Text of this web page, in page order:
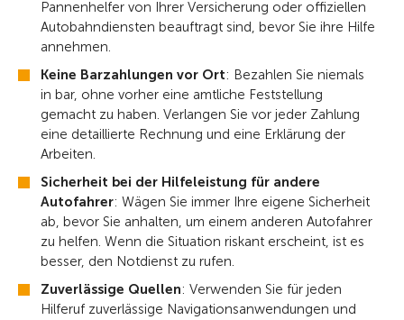
Pannenhelfer von Ihrer Versicherung oder offiziellen
Autobahndiensten beauftragt sind, bevor Sie ihre Hilfe
annehmen.
Keine Barzahlungen vor Ort: Bezahlen Sie niemals
in bar, ohne vorher eine amtliche Feststellung
gemacht zu haben. Verlangen Sie vor jeder Zahlung
eine detaillierte Rechnung und eine Erklärung der
Arbeiten.
Sicherheit bei der Hilfeleistung für andere
Autofahrer: Wägen Sie immer Ihre eigene Sicherheit
ab, bevor Sie anhalten, um einem anderen Autofahrer
zu helfen. Wenn die Situation riskant erscheint, ist es
besser, den Notdienst zu rufen.
Zuverlässige Quellen: Verwenden Sie für jeden
Hilferuf zuverlässige Navigationsanwendungen und